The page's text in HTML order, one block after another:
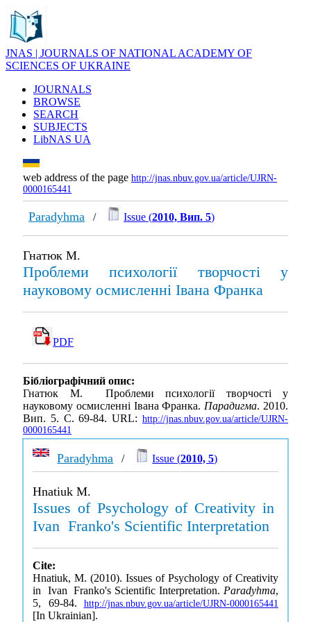
JNAS | JOURNALS OF NATIONAL ACADEMY OF
SCIENCES OF UKRAINE
JOURNALS
BROWSE
SEARCH
SUBJECTS
LibNAS UA
web address of the page http://jnas.nbuv.gov.ua/article/UJRN-
0000165441
Paradyhma / Issue (2010, Вип. 5)
Гнатюк М.
Проблеми психології творчості у
науковому осмисленні Івана Франка
PDF
Бібліографічний опис:
Гнатюк М. Проблеми психології творчості у
науковому осмисленні Івана Франка.Парадигма. 2010.
Вип. 5. С. 69-84. URL: http://jnas.nbuv.gov.ua/article/UJRN-
0000165441
Paradyhma / Issue (2010, 5)
Hnatiuk M.
Issues of Psychology of Creativity in
Ivan Franko's Scientific Interpretation
Cite:
Hnatiuk, M. (2010). Issues of Psychology of Creativity
in Ivan Franko's Scientific Interpretation. Paradyhma,
5, 69-84. http://jnas.nbuv.gov.ua/article/UJRN-0000165441
[In Ukrainian].